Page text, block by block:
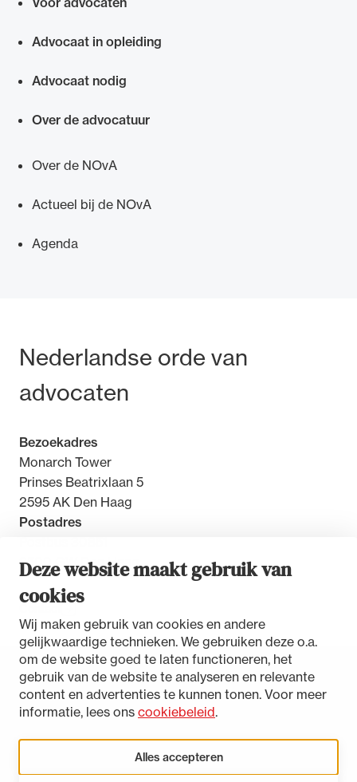
Deze website maakt gebruik van
cookies
Wij maken gebruik van cookies en andere
gelijkwaardige technieken. We gebruiken deze o.a.
om de website goed te laten functioneren, het
gebruik van de website te analyseren en relevante
content en advertenties te kunnen tonen. Voor meer
informatie, lees ons cookiebeleid.
Alles accepteren
Advocaat in opleiding
Advocaat nodig
Over de advocatuur
Over de NOvA
Actueel bij de NOvA
Agenda
Bezoek- en postadres
Nederlandse orde van
advocaten
Bezoekadres
Monarch Tower
Prinses Beatrixlaan 5
2595 AK Den Haag
Postadres
2500 GW Den Haag
Toegankelijkheidsverklaring
Disclaimer
Ondersteuning voor advocaten bij hun
het rechtsgebiedenregister en